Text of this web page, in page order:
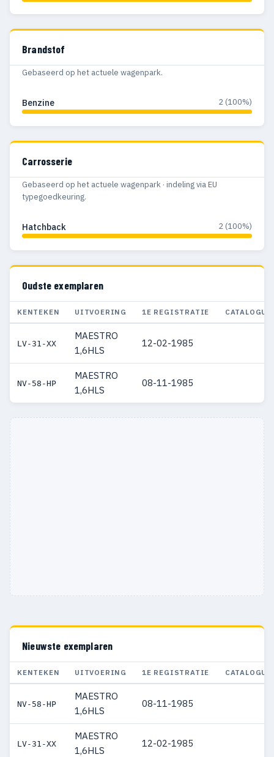
Brandstof
Gebaseerd op het actuele wagenpark.
Benzine 2 (100%)
Carrosserie
Gebaseerd op het actuele wagenpark · indeling via EU
typegoedkeuring.
Hatchback 2 (100%)
Oudste exemplaren
KENTEKEN UITVOERING 1E REGISTRATIE
LV-31-XX
MAESTRO
1,6HLS
12-02-1985
NV-58-HP
MAESTRO
1,6HLS
08-11-1985
Nieuwste exemplaren
KENTEKEN UITVOERING 1E REGISTRATIE
NV-58-HP
MAESTRO
1,6HLS
08-11-1985
LV-31-XX
MAESTRO
1,6HLS
12-02-1985